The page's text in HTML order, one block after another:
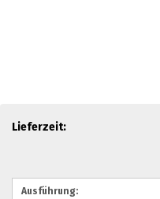
Lieferzeit:
Ausführung: